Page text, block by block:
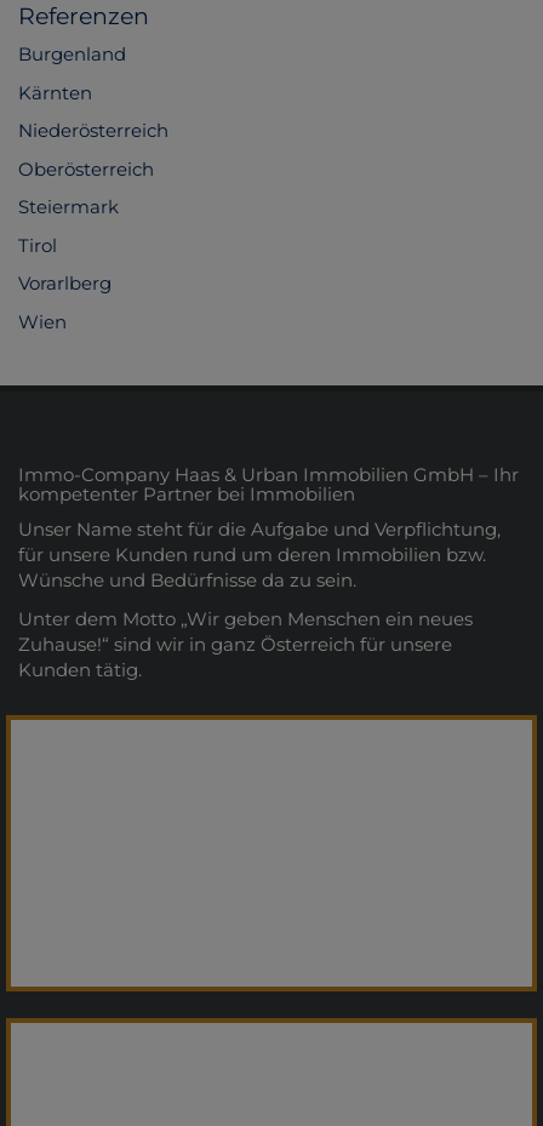
Referenzen
Burgenland
Kärnten
Niederösterreich
Oberösterreich
Steiermark
Tirol
Vorarlberg
Wien
Immo-Company Haas & Urban Immobilien GmbH – Ihr
kompetenter Partner bei Immobilien
Unser Name steht für die Aufgabe und Verpflichtung,
für unsere Kunden rund um deren Immobilien bzw.
Wünsche und Bedürfnisse da zu sein.
Unter dem Motto „Wir geben Menschen ein neues
Zuhause!“ sind wir in ganz Österreich für unsere
Kunden tätig.